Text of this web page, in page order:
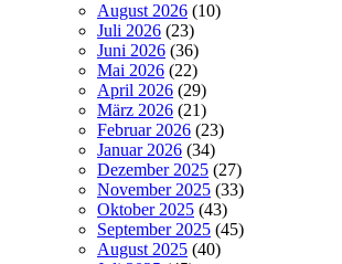
August 2026 (10)
Juli 2026 (23)
Juni 2026 (36)
Mai 2026 (22)
April 2026 (29)
März 2026 (21)
Februar 2026 (23)
Januar 2026 (34)
Dezember 2025 (27)
November 2025 (33)
Oktober 2025 (43)
September 2025 (45)
August 2025 (40)